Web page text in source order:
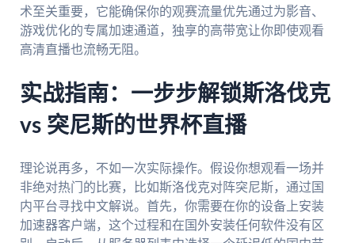
术至关重要，它能确保你的观赛流量优先通过为影音、
游戏优化的专属加速通道，独享的高带宽让你即使观看
高清直播也流畅无阻。
实战指南：一步步解锁斯洛伐克
vs 突尼斯的世界杯直播
理论说再多，不如一次实际操作。假设你想观看一场并
非绝对热门的比赛，比如斯洛伐克对阵突尼斯，通过国
内平台寻找中文解说。首先，你需要在你的设备上安装
加速器客户端，这个过程和在国外安装任何软件没有区